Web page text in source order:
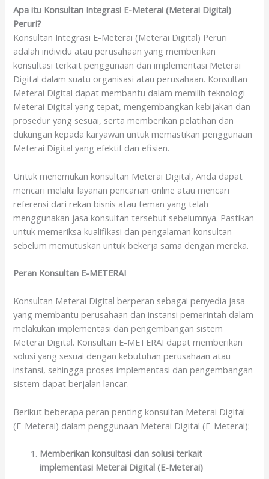
Apa itu Konsultan Integrasi E-Meterai (Meterai Digital)
Peruri?
Konsultan Integrasi E-Meterai (Meterai Digital) Peruri
adalah individu atau perusahaan yang memberikan
konsultasi terkait penggunaan dan implementasi Meterai
Digital dalam suatu organisasi atau perusahaan. Konsultan
Meterai Digital dapat membantu dalam memilih teknologi
Meterai Digital yang tepat, mengembangkan kebijakan dan
prosedur yang sesuai, serta memberikan pelatihan dan
dukungan kepada karyawan untuk memastikan penggunaan
Meterai Digital yang efektif dan efisien.
Untuk menemukan konsultan Meterai Digital, Anda dapat
mencari melalui layanan pencarian online atau mencari
referensi dari rekan bisnis atau teman yang telah
menggunakan jasa konsultan tersebut sebelumnya. Pastikan
untuk memeriksa kualifikasi dan pengalaman konsultan
sebelum memutuskan untuk bekerja sama dengan mereka.
Peran Konsultan E-METERAI
Konsultan Meterai Digital berperan sebagai penyedia jasa
yang membantu perusahaan dan instansi pemerintah dalam
melakukan implementasi dan pengembangan sistem
Meterai Digital. Konsultan E-METERAI dapat memberikan
solusi yang sesuai dengan kebutuhan perusahaan atau
instansi, sehingga proses implementasi dan pengembangan
sistem dapat berjalan lancar.
Berikut beberapa peran penting konsultan Meterai Digital
(E-Meterai) dalam penggunaan Meterai Digital (E-Meterai):
Memberikan konsultasi dan solusi terkait
implementasi Meterai Digital (E-Meterai)